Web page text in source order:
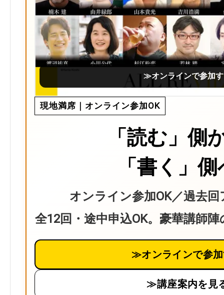
≫オンラインで参加
現地満席｜オンライン参加OK
「読む」側
「書く」
オンライン参加OK／過去
全12回・途中申込OK。豪華講師
≫オンラインで参
≫講座案内を見